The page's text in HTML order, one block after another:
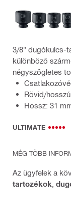
3/8" dugókulcs-
különböző
négyszögletes
Rövid/
Hossz: 31
ULTIMATE
MÉG TÖBB
Az ügyfelek a
tartozékok